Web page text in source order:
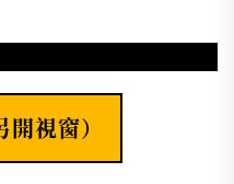
視窗）